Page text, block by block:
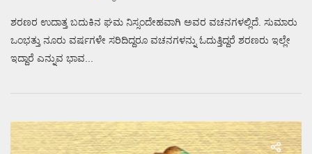
ಶರಣರ ಉದಾತ್ತ ಬದುಕಿನ ಘಮ ನಿಸ್ಸಂದೇಹವಾಗಿ ಅವರ ವಚನಗಳಲ್ಲಿದೆ. ಸುಮಾರು
ಒಂಭತ್ತು ನೂರು ವರ್ಷಗಳೇ ಸರಿದಿದ್ದರೂ ವಚನಗಳನ್ನು ಓದುತ್ತಿದ್ದರೆ ಶರಣರು ಇಲ್ಲೇ
ಇದ್ದಾರೆ ಎನ್ನುವ ಭಾವ...